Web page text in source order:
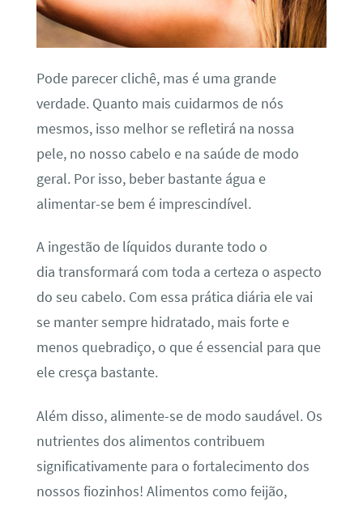
Pode parecer clichê, mas é uma grande
verdade. Quanto mais cuidarmos de nós
mesmos, isso melhor se refletirá na nossa
pele, no nosso cabelo e na saúde de modo
geral. Por isso, beber bastante água e
alimentar-se bem é imprescindível.
A ingestão de líquidos durante todo o
dia transformará com toda a certeza o aspecto
do seu cabelo. Com essa prática diária ele vai
se manter sempre hidratado, mais forte e
menos quebradiço, o que é essencial para que
ele cresça bastante.
Além disso, alimente-se de modo saudável. Os
nutrientes dos alimentos contribuem
significativamente para o fortalecimento dos
nossos fiozinhos! Alimentos como feijão,